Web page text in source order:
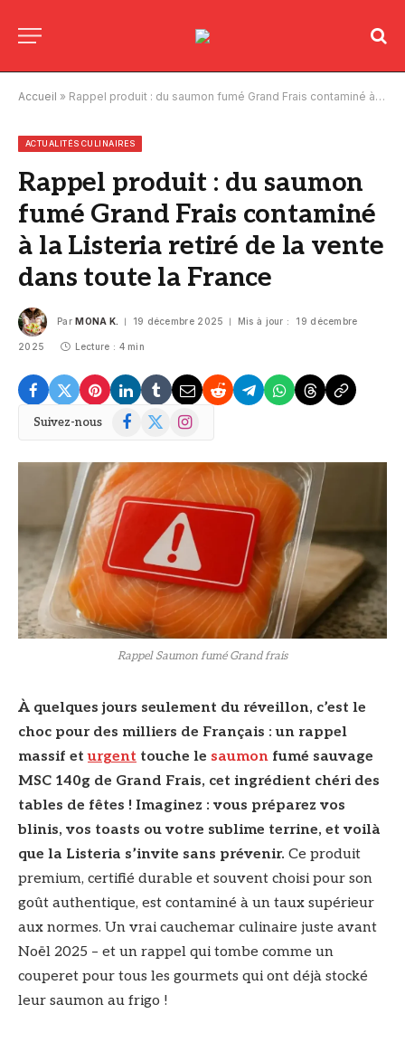
Accueil » Rappel produit : du saumon fumé Grand Frais contaminé à la Listeria retiré de la vente dans toute la France
ACTUALITÉS CULINAIRES
Rappel produit : du saumon
fumé Grand Frais contaminé
à la Listeria retiré de la vente
dans toute la France
Par MONA K. 19 décembre 2025 Mis à jour : 19 décembre
2025 Lecture : 4 min
Suivez-nous Facebook
X
Instagram
Rappel Saumon fumé Grand frais
À quelques jours seulement du réveillon, c’est le
choc pour des milliers de Français : un rappel
massif eturgent touche le saumon fumé sauvage
MSC 140g de Grand Frais, cet ingrédient chéri des
tables de fêtes ! Imaginez : vous préparez vos
blinis, vos toasts ou votre sublime terrine, et voilà
que la Listeria s’invite sans prévenir. Ce produit
premium, certifié durable et souvent choisi pour son
goût authentique, est contaminé à un taux supérieur
aux normes. Un vrai cauchemar culinaire juste avant
Noël 2025 – et un rappel qui tombe comme un
couperet pour tous les gourmets qui ont déjà stocké
leur saumon au frigo !